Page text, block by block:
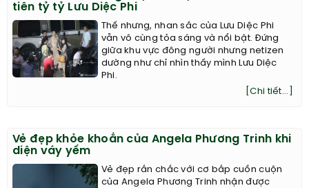
tiên tỷ tỷ Lưu Diệc Phi
Thế nhưng, nhan sắc của Lưu Diệc Phi
vẫn vô cùng tỏa sáng và nổi bật. Đứng
giữa khu vực đông người nhưng netizen
dường như chỉ nhìn thấy mình Lưu Diệc
Phi.
[Chi tiết...]
Vẻ đẹp khỏe khoắn của Angela Phương Trinh khi
diện váy yếm
Vẻ đẹp rắn chắc với cơ bắp cuồn cuộn
của Angela Phương Trinh nhận được